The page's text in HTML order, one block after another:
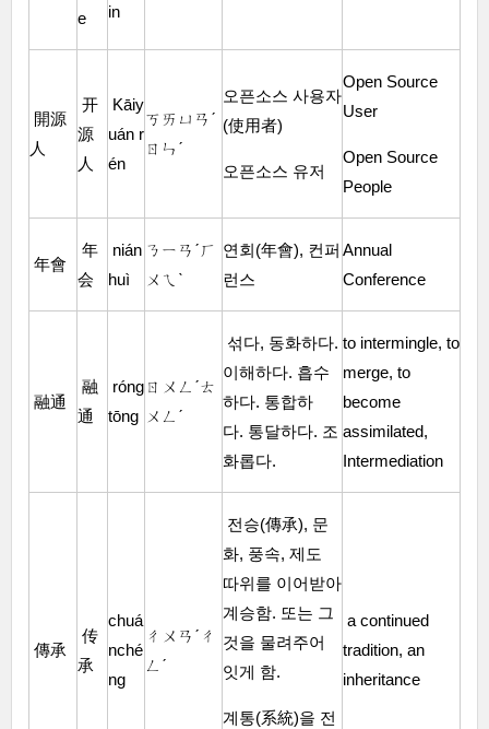
e
in
開源
人
开
源
人
Kāiy
uán r
én
ㄎㄞㄩㄢˊ
ㄖㄣˊ
오픈소스 사용자
(使用者)
오픈소스 유저
Open Source
User
Open Source
People
年會
年
会
nián
huì
ㄋㄧㄢˊㄏ
ㄨㄟˋ
연회(年會), 컨퍼
런스
Annual
Conference
融通
融
通
róng
tōng
ㄖㄨㄥˊㄊ
ㄨㄥˊ
섞다, 동화하다.
이해하다. 흡수
하다. 통합하
다. 통달하다. 조
화롭다.
to intermingle, to
merge, to
become
assimilated,
Intermediation
傳承
传
承
chuá
nché
ng
ㄔㄨㄢˊㄔ
ㄥˊ
전승(傳承), 문
화, 풍속, 제도
따위를 이어받아
계승함. 또는 그
것을 물려주어
잇게 함.
계통(系統)을 전
a continued
tradition, an
inheritance